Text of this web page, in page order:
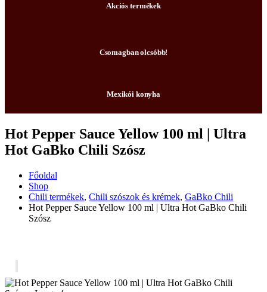
Akciós termékek
Csomagban olcsóbb!
Mexikói konyha
Hot Pepper Sauce Yellow 100 ml | Ultra
Hot GaBko Chili Szósz
Főoldal
Shop
Chili termékek, Chili szószok és krémek, GaBko Chili
Hot Pepper Sauce Yellow 100 ml | Ultra Hot GaBko Chili
Szósz